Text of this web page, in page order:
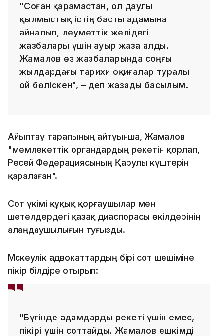
"Соған қарамастан, ол даулы
қылмыстық істің басты адамына
айналып, әлеуметтік желідегі
жазбалары үшін ауыр жаза алды.
Жамалов өз жазбаларында соңғы
жылдардағы тарихи оқиғалар туралы
ой бөліскен", – деп жазады басылым.
Айыптау тарапының айтуынша, Жамалов
"мемлекеттік органдардың әрекетін қорлап,
Ресей Федерациясының Қарулы күштерін
қаралаған".
Сот үкімі құқық қорғаушылар мен
шетелдердегі қазақ диаспорасы өкілдерінің
алаңдаушылығын туғызды.
Мәскеулік адвокаттардың бірі сот шешіміне
пікір білдіре отырып:
"Бүгінде адамдарды әрекеті үшін емес,
пікірі үшін соттайды. Жамалов ешкімді